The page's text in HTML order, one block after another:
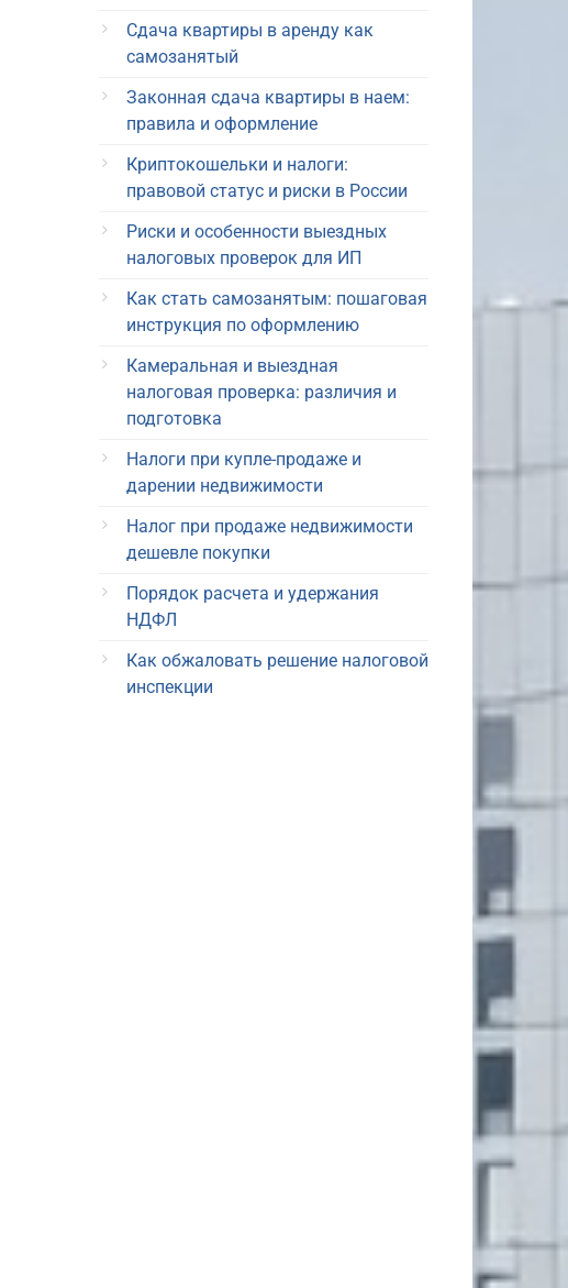
Сдача квартиры в аренду как
самозанятый
Законная сдача квартиры в наем:
правила и оформление
Криптокошельки и налоги:
правовой статус и риски в России
Риски и особенности выездных
налоговых проверок для ИП
Как стать самозанятым: пошаговая
инструкция по оформлению
Камеральная и выездная
налоговая проверка: различия и
подготовка
Налоги при купле-продаже и
дарении недвижимости
Налог при продаже недвижимости
дешевле покупки
Порядок расчета и удержания
НДФЛ
Как обжаловать решение налоговой
инспекции